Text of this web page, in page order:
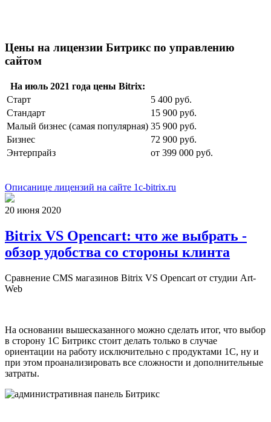
Цены на лицензии Битрикс по управлению
сайтом
На июль 2021 года цены Bitrix:
Старт
5 400 руб.
Стандарт
15 900 руб.
Малый бизнес (самая популярная) 35 900 руб.
Бизнес
72 900 руб.
Энтерпрайз
от 399 000 руб.
Описанице лицензий на сайте 1c-bitrix.ru
20 июня 2020
Bitrix VS Opencart: что же выбрать -
обзор удобства со стороны клинта
Сравнение CMS магазинов Bitrix VS Opencart от студии Art-
Web
На основании вышесказанного можно сделать итог, что выбор
в сторону 1С Битрикс стоит делать только в случае
ориентации на работу исключительно с продуктами 1С, ну и
при этом проанализировать все сложности и дополнительные
затраты.